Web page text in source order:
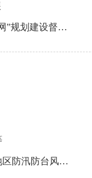
查情况汇报等
汛防台风工作